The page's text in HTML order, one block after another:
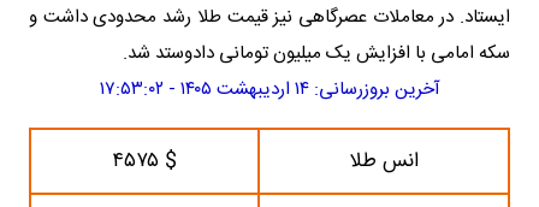
ایستاد. در معاملات عصرگاهی نیز قیمت طلا رشد محدودی داشت و
سکه امامی با افزایش یک میلیون تومانی دادوستد شد.
آخرین بروزرسانی: ۱۴ اردیبهشت ۱۴۰۵ - ۱۷:۵۳:۰۲
انس طلا
$ ۴۵۷۵